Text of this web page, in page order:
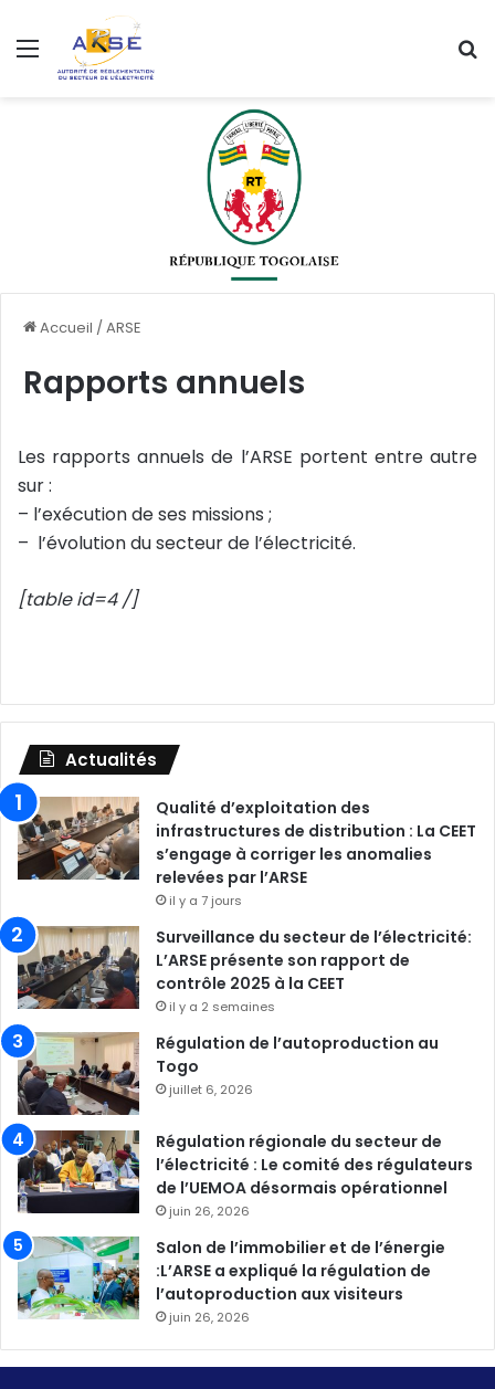
Menu
Accueil /ARSE
Rapports annuels
Les rapports annuels de l’ARSE portent entre autre
sur :
– l’exécution de ses missions ;
– l’évolution du secteur de l’électricité.
[table id=4 /]
Actualités
Qualité d’exploitation des
infrastructures de distribution : La CEET
s’engage à corriger les anomalies
relevées par l’ARSE
il y a 7 jours
Surveillance du secteur de l’électricité:
L’ARSE présente son rapport de
contrôle 2025 à la CEET
il y a 2 semaines
Régulation de l’autoproduction au
Togo
juillet 6, 2026
Régulation régionale du secteur de
l’électricité : Le comité des régulateurs
de l’UEMOA désormais opérationnel
juin 26, 2026
Salon de l’immobilier et de l’énergie
:L’ARSE a expliqué la régulation de
l’autoproduction aux visiteurs
juin 26, 2026